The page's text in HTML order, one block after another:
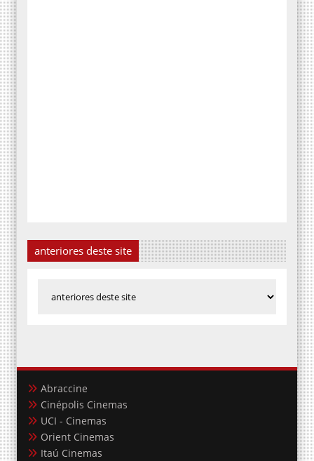
anteriores deste site
Abraccine
Cinépolis Cinemas
UCI - Cinemas
Orient Cinemas
Itaú Cinemas